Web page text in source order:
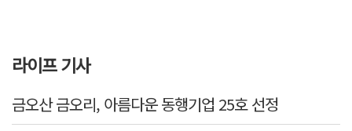
라이프 기사
금오산 금오리, 아름다운 동행기업 25호 선정